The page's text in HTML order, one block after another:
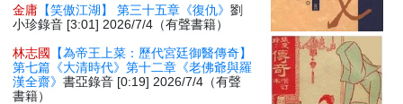
金庸 【笑傲江湖】 第三十五章《復仇》劉
小珍錄音 [3:01] 2026/7/4（有聲書籍）
林志國
【為帝王上菜：歷代宮廷御醫傳奇】
第七篇《大清時代》第十二章《老佛爺與羅
漢全齋》書亞錄音 [0:19] 2026/7/4（有聲
書籍）